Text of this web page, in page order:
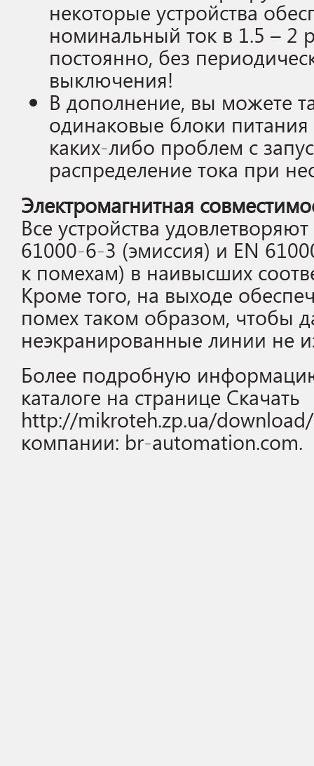
некоторые устройства
номинальный ток в 1.5 – 2
постоянно, без
выключения!
В дополнение, вы можете
одинаковые блоки
каких-либо проблем с
распределение тока при
Электромагнитная
Все устройства
61000-6-3 (эмиссия) и EN
к помехам) в наивысших
Кроме того, на выходе
помех таком образом, чтобы
неэкранированные линии не
Более подробную
каталоге на странице Скачать
http://mikroteh.zp.ua/
компании: br-automation.com.